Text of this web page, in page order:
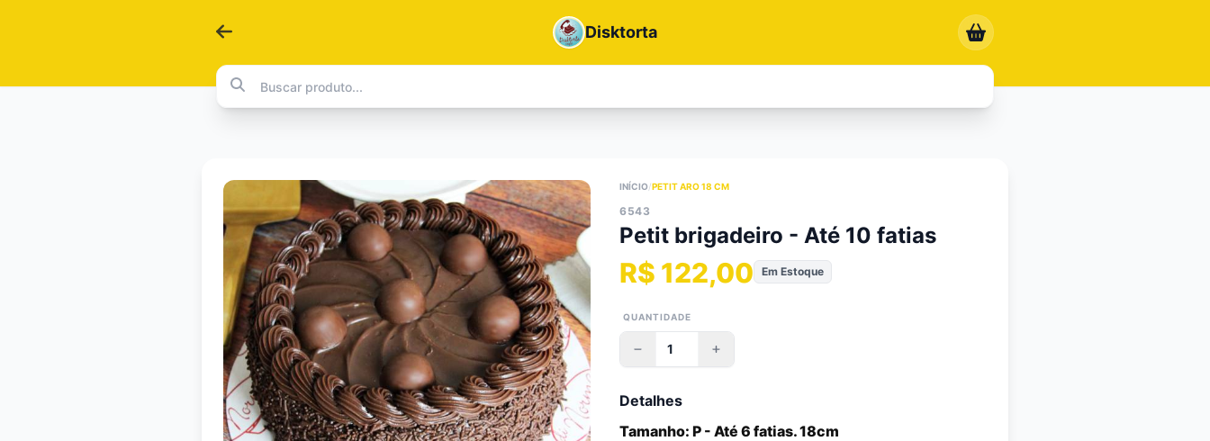
Disktorta
INÍCIO/PETIT ARO 18 CM
6543
Petit brigadeiro - Até 10 fatias
R$ 122,00 Em Estoque
QUANTIDADE
Detalhes
Tamanho: P - Até 6 fatias. 18cm